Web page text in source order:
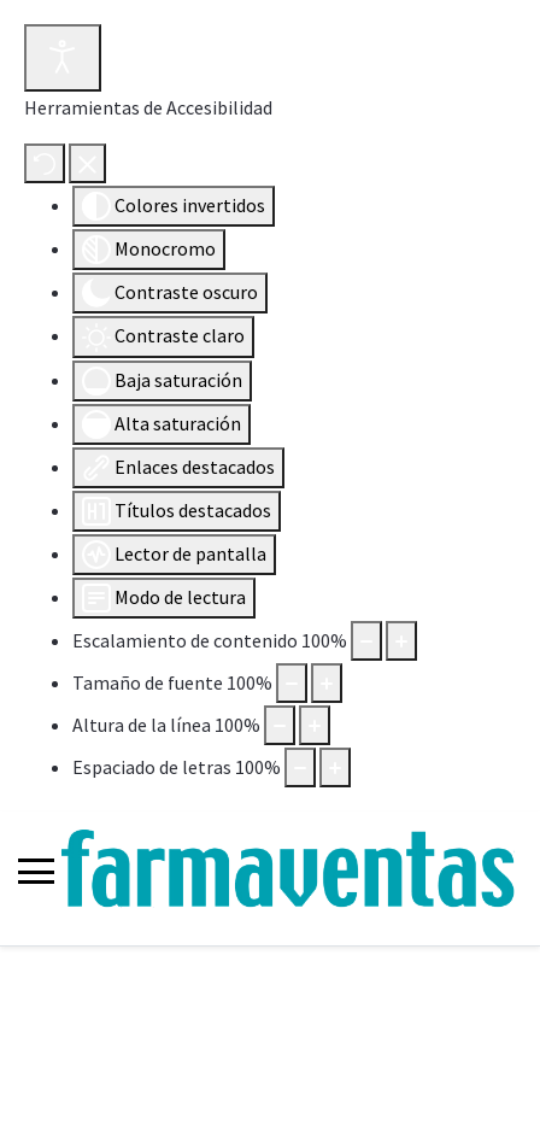
Herramientas de Accesibilidad
Colores invertidos
Monocromo
Contraste oscuro
Contraste claro
Baja saturación
Alta saturación
Enlaces destacados
Títulos destacados
Lector de pantalla
Modo de lectura
Escalamiento de contenido 100%
Tamaño de fuente 100%
Altura de la línea 100%
Espaciado de letras 100%